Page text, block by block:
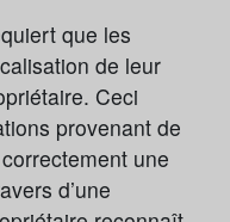
que les
de leur
Ceci
provenant de
une
d’une